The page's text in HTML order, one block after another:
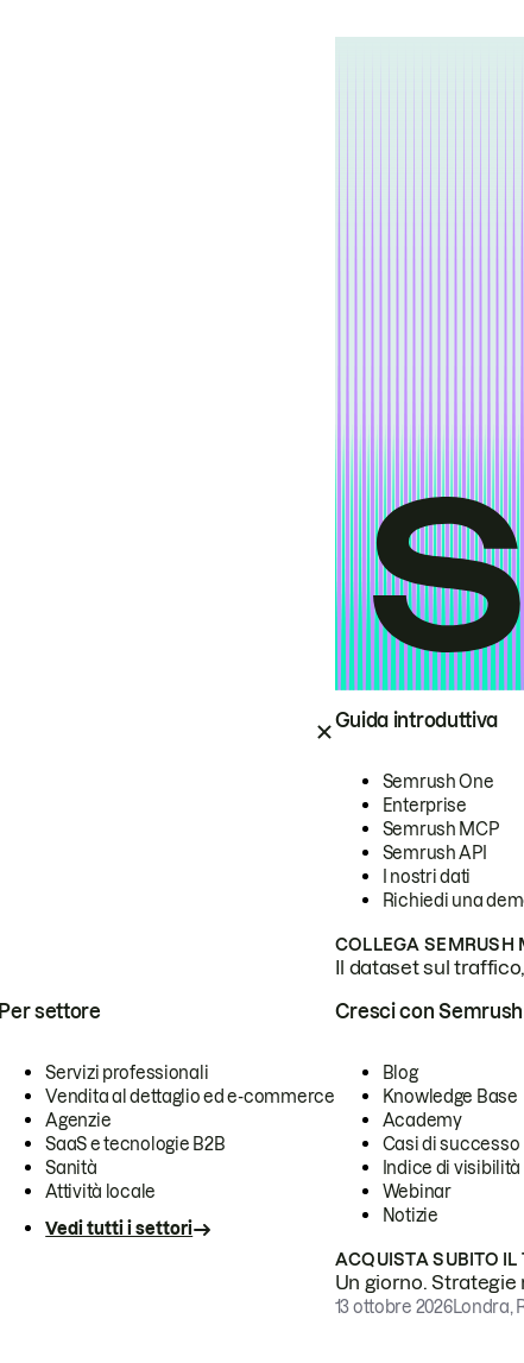
Guida introduttiva
Semrush One
Enterprise
Semrush MCP
Semrush API
I nostri dati
Richiedi una
COLLEGA SEMRUSH
Il dataset sul
Per settore
Servizi professionali
Vendita al dettaglio ed e-commerce
Agenzie
SaaS e tecnologie B2B
Sanità
Attività locale
Vedi tutti i settori
Cresci con Semrush
Blog
Knowledge Base
Academy
Casi di successo
Indice di visibilità
Webinar
Notizie
ACQUISTA SUBITO IL
Un giorno.
13 ottobre 2026Londra,